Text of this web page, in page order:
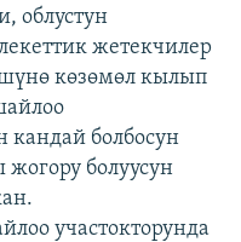
облустун
жетекчилер
көзөмөл кылып
кандай болбосун
болуусун
участокторунда